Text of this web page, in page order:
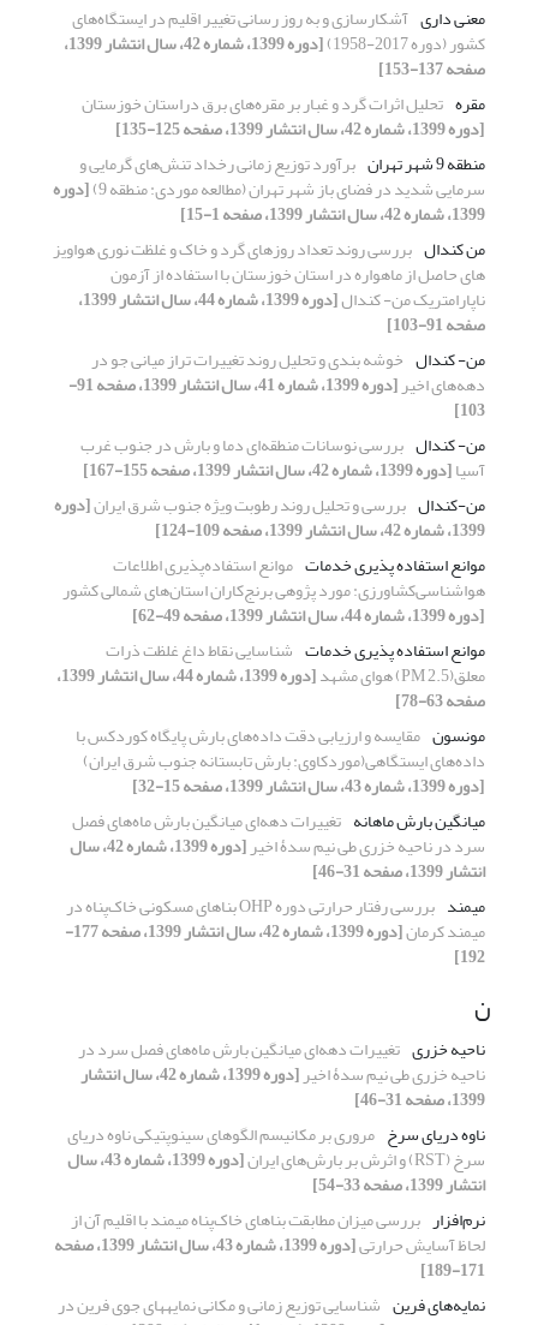
معنی داری آشکارسازی و به ‌روز رسانی تغییر اقلیم در ایستگاه‌های
کشور (دوره 2017-1958) [دوره 1399، شماره 42، سال انتشار 1399،
صفحه 137-153]
مقره تحلیل اثرات گرد و غبار بر مقره‌های برق دراستان خوزستان
[دوره 1399، شماره 42، سال انتشار 1399، صفحه 125-135]
منطقه 9 شهر تهران
برآورد توزیع زمانی رخداد تنش‌های گرمایی و
سرمایی شدید در فضای باز شهر تهران (مطالعه موردی: منطقه 9) [دوره
1399، شماره 42، سال انتشار 1399، صفحه 1-15]
من کندال بررسی روند تعداد روزهای گرد و خاک و غلظت نوری هواویز
های حاصل از ماهواره در استان خوزستان با استفاده از آزمون‌
ناپارامتریک من- کندال [دوره 1399، شماره 44، سال انتشار 1399،
صفحه 91-103]
من- کندال خوشه بندی و تحلیل روند تغییرات تراز میانی جو در
دهه‌های اخیر [دوره 1399، شماره 41، سال انتشار 1399، صفحه 91-
103]
من- کندال بررسی نوسانات منطقه‌ای دما و بارش در جنوب غرب
آسیا[دوره 1399، شماره 42، سال انتشار 1399، صفحه 155-167]
من-کندال بررسی و تحلیل روند رطوبت ویژه جنوب شرق ایران[دوره
1399، شماره 42، سال انتشار 1399، صفحه 109-124]
موانع استفاده‌ پذیری خدمات موانع‌ استفاده‌پذیری اطلاعات
هواشناسی‌کشاورزی: مورد‌ پژوهی برنج‌کاران استان‌‌های شمالی کشور
[دوره 1399، شماره 44، سال انتشار 1399، صفحه 49-62]
موانع استفاده‌ پذیری خدمات شناسایی نقاط داغ غلظت ذرات
معلق(PM 2.5) هوای مشهد [دوره 1399، شماره 44، سال انتشار 1399،
صفحه 63-78]
مونسون مقایسه و ارزیابی دقت داده‌های بارش پایگاه کوردکس با
داده‌های ایستگاهی(موردکاوی: بارش تابستانه جنوب شرق ایران)
[دوره 1399، شماره 43، سال انتشار 1399، صفحه 15-32]
میانگین بارش ماهانه تغییرات دهه‌ای میانگین بارش ماه‌‌های فصل
سرد در ناحیه خزری طی نیم سدۀ اخیر [دوره 1399، شماره 42، سال
انتشار 1399، صفحه 31-46]
میمند
بررسی رفتار حرارتی دوره OHP بناهای مسکونی خاک‌پناه در
میمند کرمان [دوره 1399، شماره 42، سال انتشار 1399، صفحه 177-
192]
ن
ناحیه خزری تغییرات دهه‌ای میانگین بارش ماه‌‌های فصل سرد در
ناحیه خزری طی نیم سدۀ اخیر [دوره 1399، شماره 42، سال انتشار
1399، صفحه 31-46]
ناوه دریای سرخ مروری بر مکانیسم الگوهای سینوپتیکی ناوه دریای
سرخ (RST) و اثرش بر بارش‌های ایران [دوره 1399، شماره 43، سال
انتشار 1399، صفحه 33-54]
نرم‌افزار بررسی میزان مطابقت بناهای خاک‌پناه میمند با اقلیم آن از
لحاظ آسایش حرارتی [دوره 1399، شماره 43، سال انتشار 1399، صفحه
171-189]
نمایه‌های فرین شناسایی توزیع زمانی و مکانی نمایه‏های جوی فرین در